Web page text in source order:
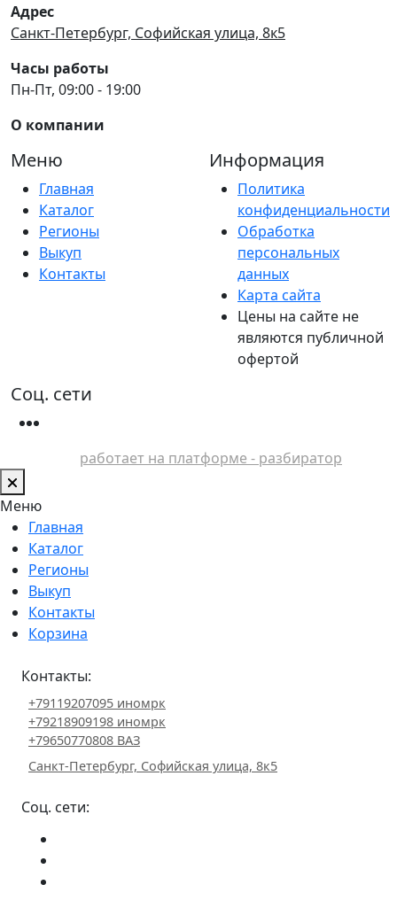
Адрес
Санкт-Петербург, Софийская улица, 8к5
Часы работы
Пн-Пт, 09:00 - 19:00
О компании
Меню
Главная
Каталог
Регионы
Выкуп
Контакты
Информация
Политика
конфиденциальности
Обработка
персональных
данных
Карта сайта
Цены на сайте не
являются публичной
офертой
Соц. сети
работает на платформе - разбиратор
Меню
Главная
Каталог
Регионы
Выкуп
Контакты
Корзина
Контакты:
+79119207095 иномрк
+79218909198 иномрк
+79650770808 ВАЗ
Санкт-Петербург, Софийская улица, 8к5
Соц. сети: